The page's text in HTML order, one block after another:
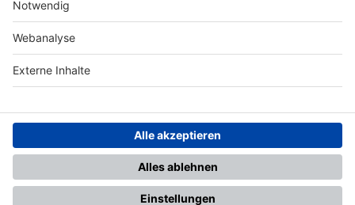
Nutzungsbedingungen Datenschutz Impressum